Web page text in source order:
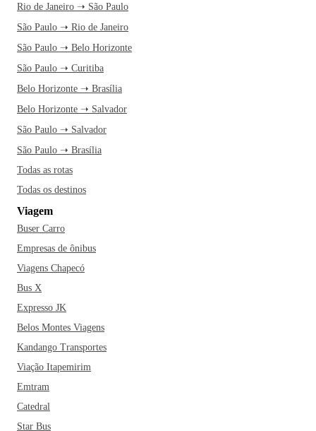
Rio de Janeiro ➝ São Paulo
São Paulo ➝ Rio de Janeiro
São Paulo ➝ Belo Horizonte
São Paulo ➝ Curitiba
Belo Horizonte ➝ Brasília
Belo Horizonte ➝ Salvador
São Paulo ➝ Salvador
São Paulo ➝ Brasília
Todas as rotas
Todas os destinos
Viagem
Buser Carro
Empresas de ônibus
Viagens Chapecó
Bus X
Expresso JK
Belos Montes Viagens
Kandango Transportes
Viação Itapemirim
Emtram
Catedral
Star Bus